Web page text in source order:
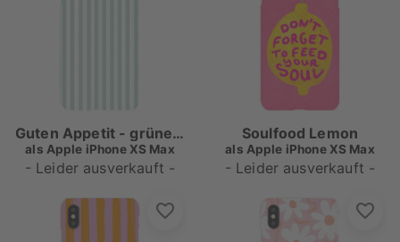
Guten Appetit - grüne Streifen
als Apple iPhone XS Max
- Leider ausverkauft -
Soulfood Lemon
als Apple iPhone XS Max
- Leider ausverkauft -